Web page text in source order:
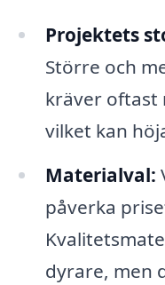
Projektets
Större och
kräver oftast
vilket kan
Materialval:
påverka
dyrare, men